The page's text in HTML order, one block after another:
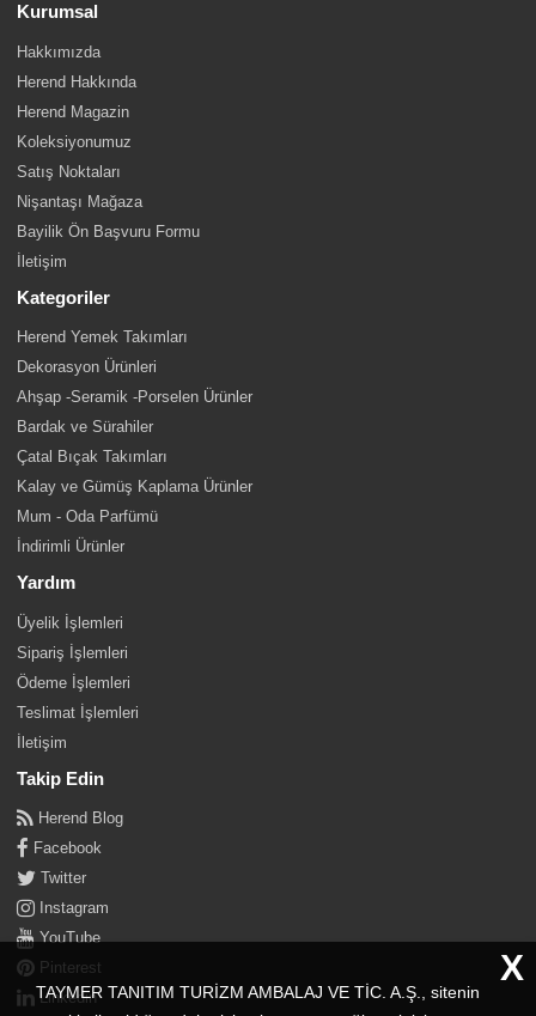
Kurumsal
Hakkımızda
Herend Hakkında
Herend Magazin
Koleksiyonumuz
Satış Noktaları
Nişantaşı Mağaza
Bayilik Ön Başvuru Formu
İletişim
Kategoriler
Herend Yemek Takımları
Dekorasyon Ürünleri
Ahşap -Seramik -Porselen Ürünler
Bardak ve Sürahiler
Çatal Bıçak Takımları
Kalay ve Gümüş Kaplama Ürünler
Mum - Oda Parfümü
İndirimli Ürünler
Yardım
Üyelik İşlemleri
Sipariş İşlemleri
Ödeme İşlemleri
Teslimat İşlemleri
İletişim
Takip Edin
Herend Blog
Facebook
Twitter
Instagram
YouTube
Pinterest
Linkedin
TAYMER TANITIM TURİZM AMBALAJ VE TİC. A.Ş., sitenin
X